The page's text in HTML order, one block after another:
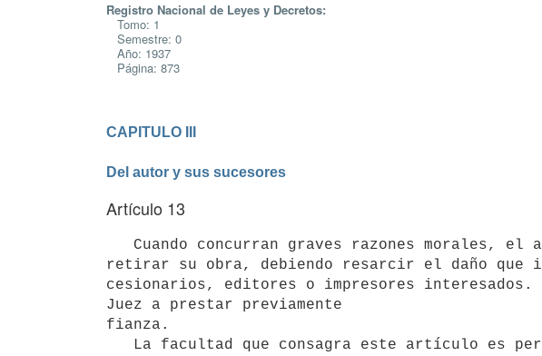
Registro Nacional de Leyes y Decretos:
Tomo: 1
Semestre: 0
Año: 1937
Página: 873
CAPITULO III
Del autor y sus sucesores
Artículo 13
retirar su obra, debiendo resarcir el daño que
cesionarios, editores o impresores
Juez a prestar previamente
fianza.